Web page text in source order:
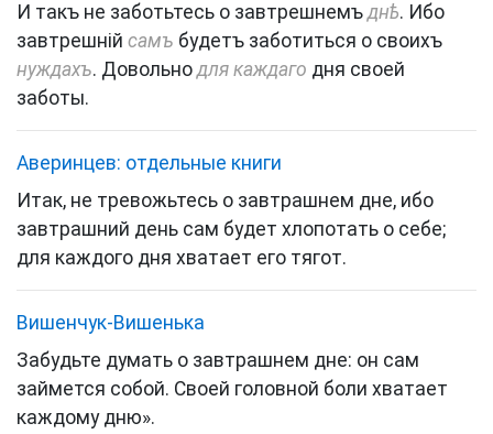
И такъ не заботьтесь о завтрешнемъднѣ. Ибо
завтрешній самъ будетъ заботиться о своихъ
нуждахъ. Довольнодля каждаго дня своей
заботы.
Аверинцев: отдельные книги
Итак, не тревожьтесь о завтрашнем дне, ибо
завтрашний день сам будет хлопотать о себе;
для каждого дня хватает его тягот.
Вишенчук-Вишенька
Забудьте думать о завтрашнем дне: он сам
займется собой. Своей головной боли хватает
каждому дню».